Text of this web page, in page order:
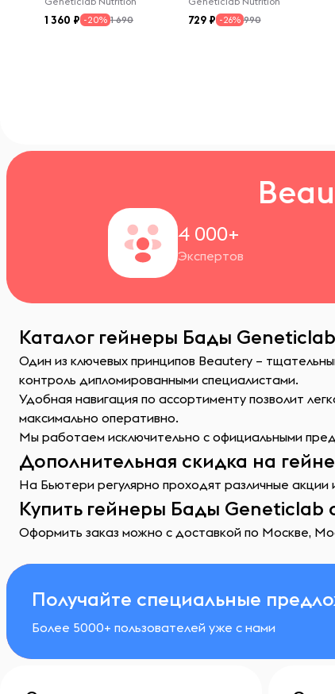
1 360 -20% 1 690 729 -26% 990
4 000+
Экспертов
Каталог гейнеры Бады
Один из ключевых принципов Beautery –
контроль дипломированными специалистами.
Удобная навигация по ассортименту позволит
максимально оперативно.
Мы работаем исключительно с официальными
Дополнительная скидка на
На Бьютери регулярно проходят различные акции
Купить гейнеры Бады Geneticlab
Оформить заказ можно с доставкой по Москве,
Получайте специальные
Более 5000+ пользователей уже с нами